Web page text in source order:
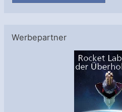
Werbepartner